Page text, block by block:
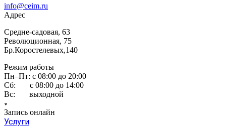
info@ceim.ru
Адрес
Средне-садовая, 63
Революционная, 75
Бр.Коростелевых,140
Режим работы
Пн–Пт: с 08:00 до 20:00
Сб: с 08:00 до 14:00
Вс: выходной
Запись онлайн
Услуги